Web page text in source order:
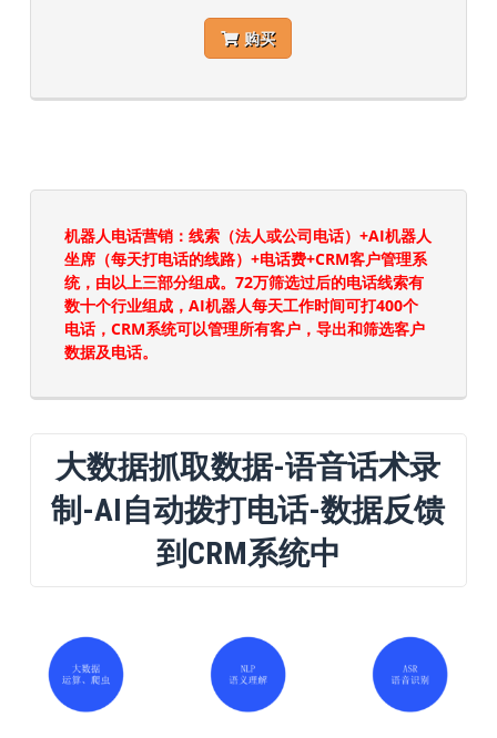
购买
机器人电话营销：线索（法人或公司电话）+AI机器人
坐席（每天打电话的线路）+电话费+CRM客户管理系
统，由以上三部分组成。72万筛选过后的电话线索有
数十个行业组成，AI机器人每天工作时间可打400个
电话，CRM系统可以管理所有客户，导出和筛选客户
数据及电话。
大数据抓取数据-语音话术录
制-AI自动拨打电话-数据反馈
到CRM系统中